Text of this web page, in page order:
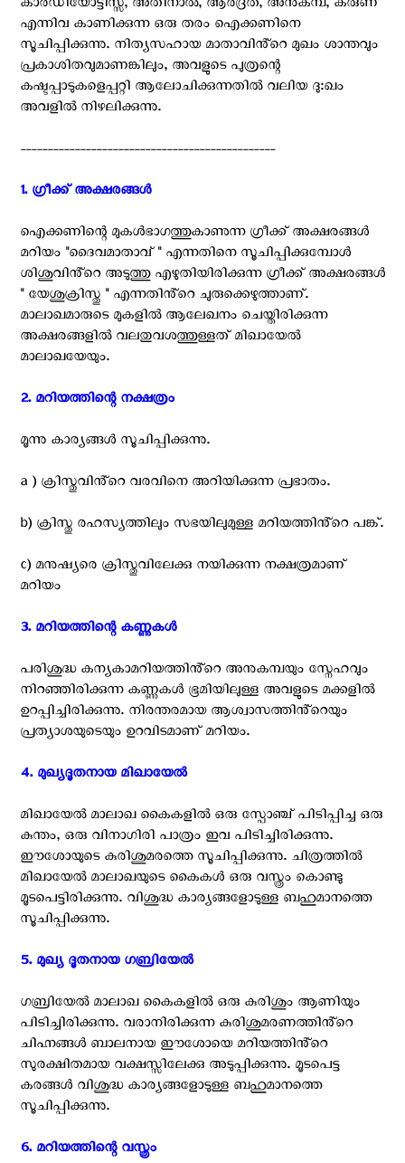
കാർഡിയോട്ടിസ്സ, അതിനാൽ, ആർദ്രത, അനുകമ്പ, കരുണ
എന്നിവ കാണിക്കുന്ന ഒരു തരം ഐക്കണിനെ
സൂചിപ്പിക്കുന്നു. നിത്യസഹായ മാതാവിൻ്റെ മുഖം ശാന്തവും
പ്രകാശിതവുമാണങ്കിലും, അവളുടെ പുത്രന്റെ
കഷ്ടപ്പാടുകളെപ്പറ്റി ആലോചിക്കുന്നതിൽ വലിയ ദു:ഖം
അവളിൽ നിഴലിക്കുന്നു.
-----------------------------------------------
1. ഗ്രീക്ക് അക്ഷരങ്ങൾ ‍
ഐക്കണിന്റെ മുകൾഭാഗത്തുകാണുന്ന ഗ്രീക്ക് അക്ഷരങ്ങൾ
മറിയം "ദൈവമാതാവ് " എന്നതിനെ സൂചിപ്പിക്കുമ്പോൾ
ശിശുവിൻ്റെ അടുത്തു എഴുതിയിരിക്കുന്ന ഗ്രീക്ക് അക്ഷരങ്ങൾ
" യേശുക്രിസ്തു " എന്നതിൻ്റെ ചുരുക്കെഴുത്താണ്.
മാലാഖമാരുടെ മുകളിൽ ആലേഖനം ചെയ്തിരിക്കുന്ന
അക്ഷരങ്ങളിൽ വലതുവശത്തുള്ളത് മിഖായേൽ
മാലാഖയേയും.
2. മറിയത്തിന്റെ നക്ഷത്രം ‍
മൂന്നു കാര്യങ്ങൾ സൂചിപ്പിക്കുന്നു.
a ) ക്രിസ്തുവിൻ്റെ വരവിനെ അറിയിക്കുന്ന പ്രഭാതം.
b) ക്രിസ്തു രഹസ്യത്തിലും സഭയിലുമുള്ള മറിയത്തിൻ്റെ പങ്ക്.
c) മനുഷ്യരെ ക്രിസ്തുവിലേക്കു നയിക്കുന്ന നക്ഷത്രമാണ്
മറിയം
3. മറിയത്തിന്റെ കണ്ണുകൾ ‍
പരിശുദ്ധ കന്യകാമറിയത്തിൻ്റെ അനുകമ്പയും സ്നേഹവും
നിറഞ്ഞിരിക്കുന്ന കണ്ണുകൾ ഭൂമിയിലുള്ള അവളുടെ മക്കളിൽ
ഉറപ്പിച്ചിരിക്കുന്നു. നിരന്തരമായ ആശ്വാസത്തിൻ്റെയും
പ്രത്യാശയുടെയും ഉറവിടമാണ് മറിയം.
4. മുഖ്യദൂതനായ മിഖായേൽ ‍
മിഖായേൽ മാലാഖ കൈകളിൽ ഒരു സ്പോഞ്ച് പിടിപ്പിച്ച ഒരു
കുന്തം, ഒരു വിനാഗിരി പാത്രം ഇവ പിടിച്ചിരിക്കുന്നു.
ഈശോയുടെ കുരിശുമരത്തെ സൂചിപ്പിക്കുന്നു. ചിത്രത്തിൽ
മിഖായേൽ മാലാഖയുടെ കൈകൾ ഒരു വസ്ത്രം കൊണ്ടു
മൂടപെട്ടിരിക്കുന്നു. വിശുദ്ധ കാര്യങ്ങളോടുള്ള ബഹുമാനത്തെ
സൂചിപ്പിക്കുന്നു.
5. മുഖ്യ ദൂതനായ ഗബ്രിയേൽ ‍
ഗബ്രിയേൽ മാലാഖ കൈകളിൽ ഒരു കുരിശും ആണിയും
പിടിച്ചിരിക്കുന്നു. വരാനിരിക്കുന്ന കുരിശുമരണത്തിൻ്റെ
ചിഹ്നങ്ങൾ ബാലനായ ഈശോയെ മറിയത്തിൻ്റെ
സുരക്ഷിതമായ വക്ഷസ്സിലേക്കു അടുപ്പിക്കുന്നു. മൂടപെട്ട
കരങ്ങൾ വിശുദ്ധ കാര്യങ്ങളോടുള്ള ബഹുമാനത്തെ
സൂചിപ്പിക്കുന്നു.
6. മറിയത്തിന്റെ വസ്ത്രം ‍